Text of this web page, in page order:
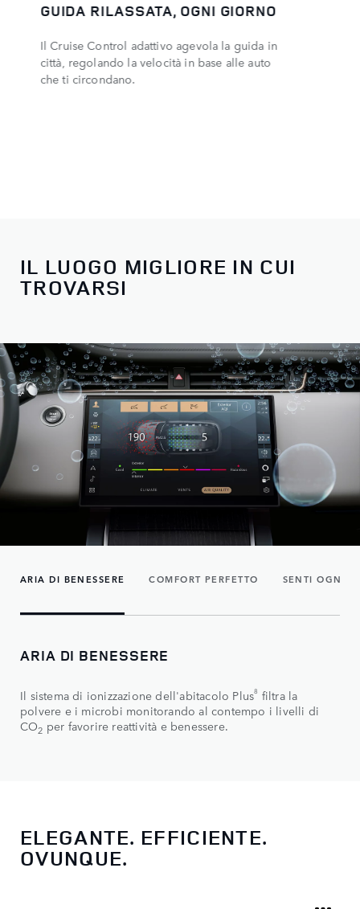
GUIDA RILASSATA, OGNI GIORNO
Il Cruise Control adattivo agevola la guida in
città, regolando la velocità in base alle auto
che ti circondano.
IL LUOGO MIGLIORE IN CUI
TROVARSI
ARIA DI BENESSERE COMFORT PERFETTO SENTI OGNI
ARIA DI BENESSERE
Il sistema di ionizzazione dell'abitacolo Plus8 filtra la
polvere e i microbi monitorando al contempo i livelli di
CO2 per favorire reattività e benessere.
ELEGANTE. EFFICIENTE.
OVUNQUE.